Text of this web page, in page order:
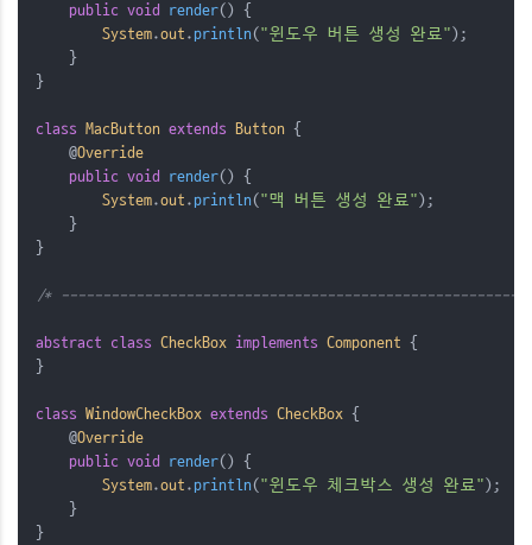
public void render() {
System.out . println( "윈도우 버튼 생성 완료" );
    }
}
class MacButton extends Button {
@Override
public void render() {
System.out . println( "맥 버튼 생성 완료" );
    }
}
/*
abstract class CheckBox implements Component {
}
class WindowCheckBox extends CheckBox {
@Override
public void render() {
System.out . println( "윈도우 체크박스 생성 완료" );
    }
}